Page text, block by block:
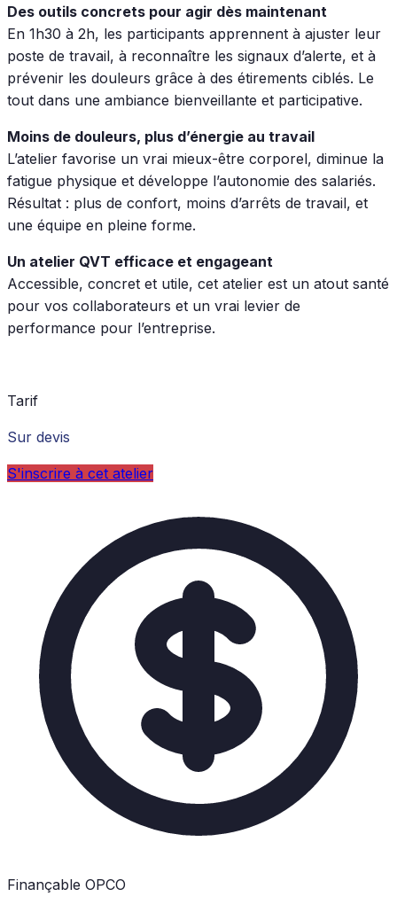
Des outils concrets pour agir dès maintenant
En 1h30 à 2h, les participants apprennent à ajuster leur
poste de travail, à reconnaître les signaux d’alerte, et à
prévenir les douleurs grâce à des étirements ciblés. Le
tout dans une ambiance bienveillante et participative.
Moins de douleurs, plus d’énergie au travail
L’atelier favorise un vrai mieux-être corporel, diminue la
fatigue physique et développe l’autonomie des salariés.
Résultat : plus de confort, moins d’arrêts de travail, et
une équipe en pleine forme.
Un atelier QVT efficace et engageant
Accessible, concret et utile, cet atelier est un atout santé
pour vos collaborateurs et un vrai levier de
performance pour l’entreprise.
Tarif
Sur devis
S'inscrire à cet atelier
Finançable OPCO